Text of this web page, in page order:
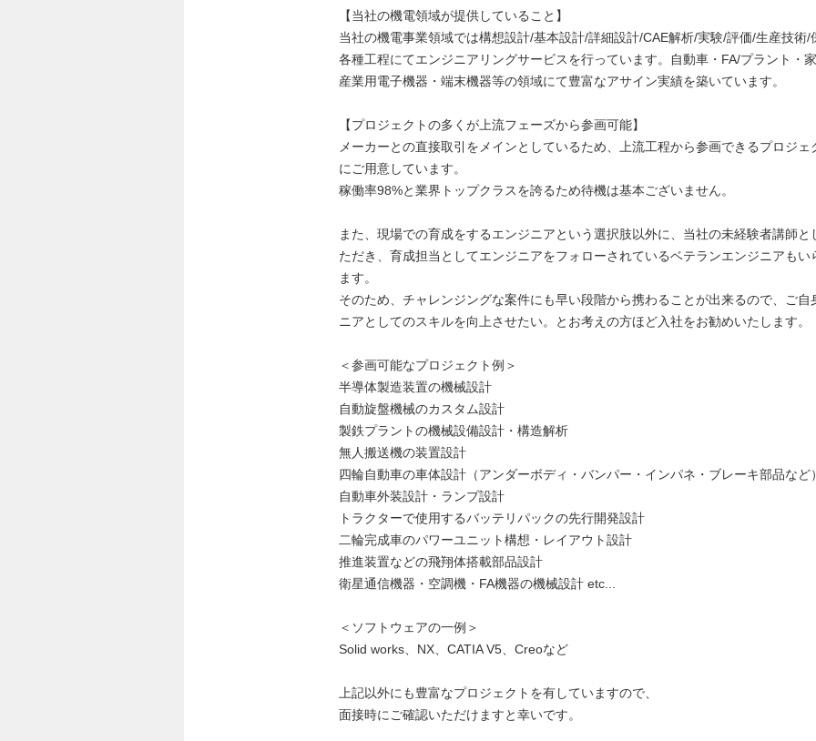
【当社の機電領域が提供していること】
当社の機電事業領域では構想設計/基本設計/詳細設計/CAE解析/実験/評価/生産技術/
各種工程にてエンジニアリングサービスを行っています。自動車・FA/プラント・家
産業用電子機器・端末機器等の領域にて豊富なアサイン実績を築いています。
【プロジェクトの多くが上流フェーズから参画可能】
メーカーとの直接取引をメインとしているため、上流工程から参画できるプロジェ
にご用意しています。
稼働率98%と業界トップクラスを誇るため待機は基本ございません。
また、現場での育成をするエンジニアという選択肢以外に、当社の未経験者講師と
ただき、育成担当としてエンジニアをフォローされているベテランエンジニアもい
ます。
そのため、チャレンジングな案件にも早い段階から携わることが出来るので、ご自
ニアとしてのスキルを向上させたい。とお考えの方ほど入社をお勧めいたします。
＜参画可能なプロジェクト例＞
半導体製造装置の機械設計
自動旋盤機械のカスタム設計
製鉄プラントの機械設備設計・構造解析
無人搬送機の装置設計
四輪自動車の車体設計（アンダーボディ・バンパー・インパネ・ブレーキ部品など）
自動車外装設計・ランプ設計
トラクターで使用するバッテリパックの先行開発設計
二輪完成車のパワーユニット構想・レイアウト設計
推進装置などの飛翔体搭載部品設計
衛星通信機器・空調機・FA機器の機械設計 etc...
＜ソフトウェアの一例＞
Solid works、NX、CATIA V5、Creoなど
上記以外にも豊富なプロジェクトを有していますので、
面接時にご確認いただけますと幸いです。